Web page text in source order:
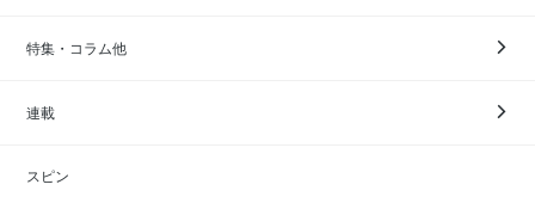
特集・コラム他
連載
スピン